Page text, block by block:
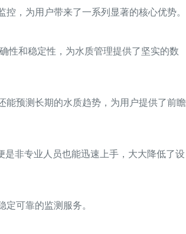
，为用户带来了一系列显著的核心优势。
性和稳定性，为水质管理提供了坚实的数
能预测长期的水质趋势，为用户提供了前瞻
非专业人员也能迅速上手，大大降低了设
可靠的监测服务。